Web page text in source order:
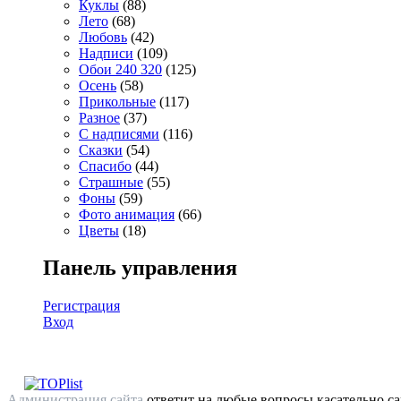
Куклы (88)
Лето (68)
Любовь (42)
Надписи (109)
Обои 240 320 (125)
Осень (58)
Прикольные (117)
Разное (37)
С надписями (116)
Сказки (54)
Спасибо (44)
Страшные (55)
Фоны (59)
Фото анимация (66)
Цветы (18)
Панель управления
Регистрация
Вход